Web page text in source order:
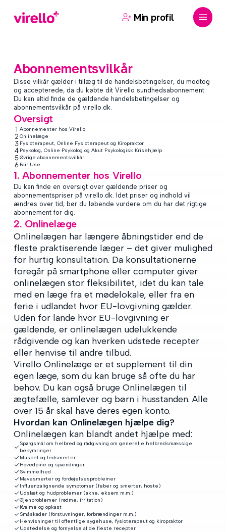
Min profil Menu
Abonnementsvilkår
Disse vilkår gælder i tillæg til de handelsbetingelser, du modtog
og accepterede, da du købte dit Virello sundhedsabonnement.
Du kan altid finde de gældende handelsbetingelser og
abonnementsvilkår på virello.dk.
Oversigt
Abonnementer hos Virello
Onlinelæge
Fysioterapeut, Online Fysioterapeut og Kiropraktor
Psykolog, Online Psykolog og Akut Psykologisk Krisehjælp
Øvrige abonnementsvilkår
Fair Use
1. Abonnementer hos Virello
Du kan finde en oversigt over gældende priser og
abonnementspriser på virello.dk. Idet priser og indhold vil
ændres over tid, bør du løbende vurdere om du har det rigtige
abonnement for dig.
2. Onlinelæge
Onlinelægen har længere åbningstider end de
fleste praktiserende læger – det giver mulighed
for hurtig konsultation. Da konsultationerne
foregår på smartphone eller computer giver
onlinelægen stor fleksibilitet, idet du kan tale
med en læge fra et mødelokale, eller fra en
ferie i udlandet hvor EU-lovgivning gælder.
Uden for lande hvor EU-lovgivning er
gældende, er onlinelægen udelukkende
rådgivende og kan hverken udstede recepter
eller henvise til andre tilbud.
Virello Onlinelæge er et supplement til din
egen læge, som du kan bruge så ofte du har
behov. Du kan også bruge Onlinelægen til
ægtefælle, samlever og børn i husstanden. Alle
over 15 år skal have deres egen konto.
Hvordan kan Onlinelægen hjælpe dig?
Onlinelægen kan blandt andet hjælpe med:
Spørgsmål om helbred og rådgivning om generelle helbredsmæssige
bekymringer
Muskel og ledsmerter
Hovedpine og spændinger
Svimmelhed
Mavesmerter og fordøjelsesproblemer
Influenzalignende symptomer (feber og smerter, hoste)
Udslæt og hudproblemer (akne, eksem m.m.)
Øjenproblemer (rødme, irritation)
Kvalme og opkast
Småskader (forstuvninger, forbrændinger m.m.)
Henvisninger til offentlige sygehuse, fysioterapeut og kiropraktor
Udstedelse og fornyelse af de fleste recepter